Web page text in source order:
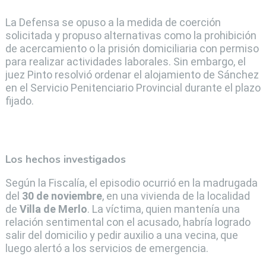
La Defensa se opuso a la medida de coerción
solicitada y propuso alternativas como la prohibición
de acercamiento o la prisión domiciliaria con permiso
para realizar actividades laborales. Sin embargo, el
juez Pinto resolvió ordenar el alojamiento de Sánchez
en el Servicio Penitenciario Provincial durante el plazo
fijado.
Los hechos investigados
Según la Fiscalía, el episodio ocurrió en la madrugada
del 30 de noviembre, en una vivienda de la localidad
de Villa de Merlo. La víctima, quien mantenía una
relación sentimental con el acusado, habría logrado
salir del domicilio y pedir auxilio a una vecina, que
luego alertó a los servicios de emergencia.